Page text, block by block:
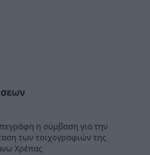
η σύμβαση για την
των τοιχογραφιών της
Χρέπας